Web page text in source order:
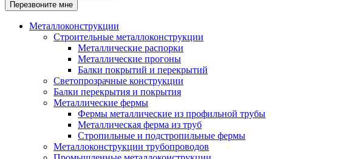
Перезвоните мне
Металлоконструкции
Строительные металлоконструкции
Металлические распорки
Металлические прогоны
Балки покрытий и перекрытий
Светопрозрачные конструкции
Балки перекрытия и покрытия
Металлические фермы
Фермы металлические из профильной трубы
Металлическая ферма из труб
Стропильные и подстропильные фермы
Металлоконструкции трубопроводов